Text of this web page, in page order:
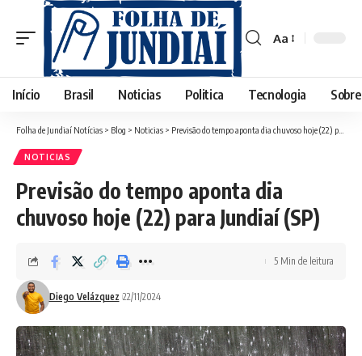
Font
Aa
Início Brasil Noticias Politica Tecnologia
Folha de Jundiaí Notícias > Blog > Noticias > Previsão do tempo aponta dia chuvoso hoje (22) para Jundiaí (SP)
NOTICIAS
Previsão do tempo aponta dia
chuvoso hoje (22) para Jundiaí (SP)
Diego Velázquez 22/11/2024
5 Min de leitura